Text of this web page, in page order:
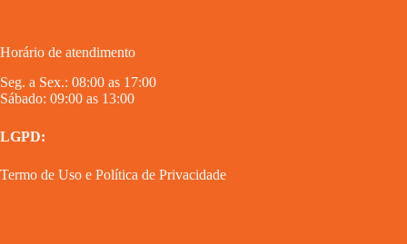
Horário de atendimento
Seg. a Sex.: 08:00 as 17:00
Sábado: 09:00 as 13:00
LGPD:
Termo de Uso e Política de Privacidade